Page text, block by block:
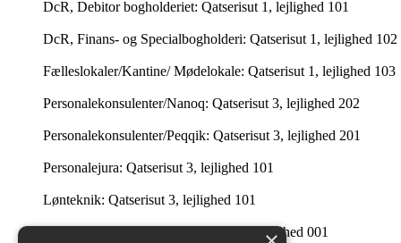
DcR, Debitor bogholderiet: Qatserisut 1, lejlighed 101
DcR, Finans- og Specialbogholderi: Qatserisut 1, lejlighed 102
Fælleslokaler/Kantine/ Mødelokale: Qatserisut 1, lejlighed 103
Personalekonsulenter/Nanoq: Qatserisut 3, lejlighed 202
Personalekonsulenter/Peqqik: Qatserisut 3, lejlighed 201
Personalejura: Qatserisut 3, lejlighed 101
Lønteknik: Qatserisut 3, lejlighed 101
Lønservice, månedsløn: Qatserisut 3, lejlighed 001